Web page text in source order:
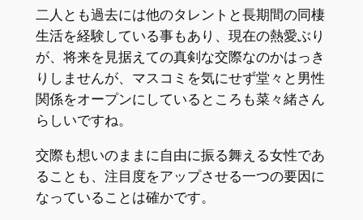
二人とも過去には他のタレントと長期間の同棲
生活を経験している事もあり、現在の熱愛ぶり
が、将来を見据えての真剣な交際なのかはっき
りしませんが、マスコミを気にせず堂々と男性
関係をオープンにしているところも菜々緒さん
らしいですね。
交際も想いのままに自由に振る舞える女性であ
ることも、注目度をアップさせる一つの要因に
なっていることは確かです。